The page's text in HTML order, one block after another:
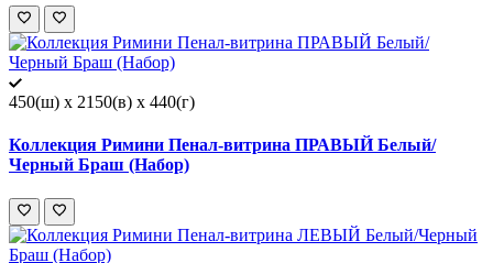
450(ш) x 2150(в) x 440(г)
Коллекция Римини Пенал-витрина ПРАВЫЙ Белый/
Черный Браш (Набор)